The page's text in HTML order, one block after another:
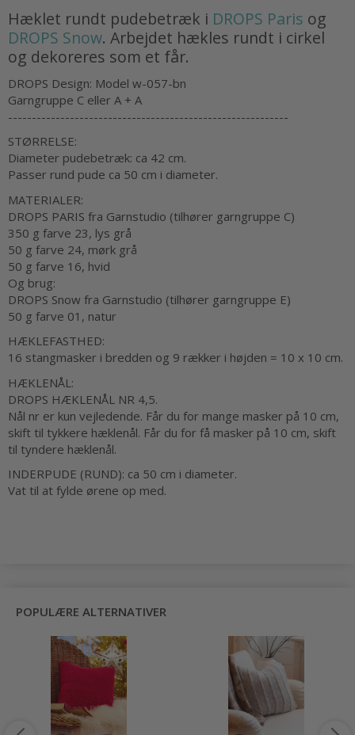
Hæklet rundt pudebetræk i DROPS Paris og
DROPS Snow. Arbejdet hækles rundt i cirkel
og dekoreres som et får.
DROPS Design: Model w-057-bn
Garngruppe C eller A + A
-----------------------------------------------------------
STØRRELSE:
Diameter pudebetræk: ca 42 cm.
Passer rund pude ca 50 cm i diameter.
MATERIALER:
DROPS PARIS fra Garnstudio (tilhører garngruppe C)
350 g farve 23, lys grå
50 g farve 24, mørk grå
50 g farve 16, hvid
Og brug:
DROPS Snow fra Garnstudio (tilhører garngruppe E)
50 g farve 01, natur
HÆKLEFASTHED:
16 stangmasker i bredden og 9 rækker i højden = 10 x 10 cm.
HÆKLENÅL:
DROPS HÆKLENÅL NR 4,5.
Nål nr er kun vejledende. Får du for mange masker på 10 cm,
skift til tykkere hæklenål. Får du for få masker på 10 cm, skift
til tyndere hæklenål.
INDERPUDE (RUND): ca 50 cm i diameter.
Vat til at fylde ørene op med.
POPULÆRE ALTERNATIVER